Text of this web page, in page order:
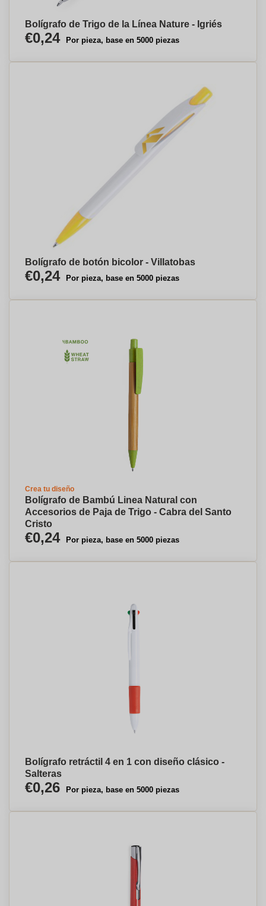
Bolígrafo de Trigo de la Línea Nature - Igriés
€0,24 Por pieza, base en 5000 piezas
Bolígrafo de botón bicolor - Villatobas
€0,24 Por pieza, base en 5000 piezas
Crea tu diseño
Bolígrafo de Bambú Linea Natural con
Accesorios de Paja de Trigo - Cabra del Santo
Cristo
€0,24 Por pieza, base en 5000 piezas
Bolígrafo retráctil 4 en 1 con diseño clásico -
Salteras
€0,26 Por pieza, base en 5000 piezas